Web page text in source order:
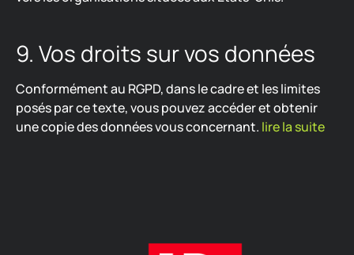
9. Vos droits sur vos données
Conformément au RGPD, dans le cadre et les limites
posés par ce texte, vous pouvez accéder et obtenir
une copie des données vous concernant. lire la suite